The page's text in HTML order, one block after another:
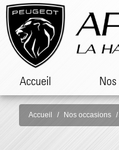
Accueil
Accueil Nos occasions